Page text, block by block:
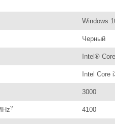
Windows
Черный
Intel®
Intel Core
3000
? 4100